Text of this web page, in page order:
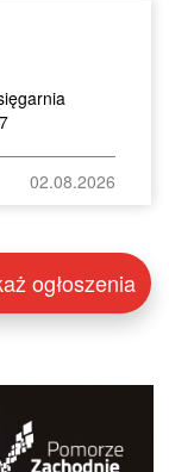
02.08.2026
ogłoszenia